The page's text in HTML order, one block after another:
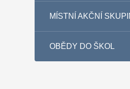
MÍSTNÍ AKČNÍ
OBĚDY DO ŠKOL